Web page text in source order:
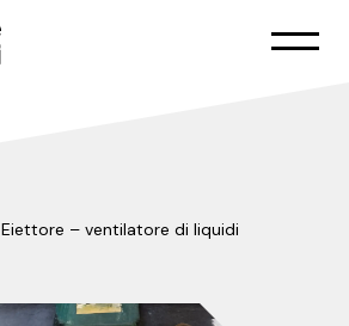
Eiettore – ventilatore di liquidi